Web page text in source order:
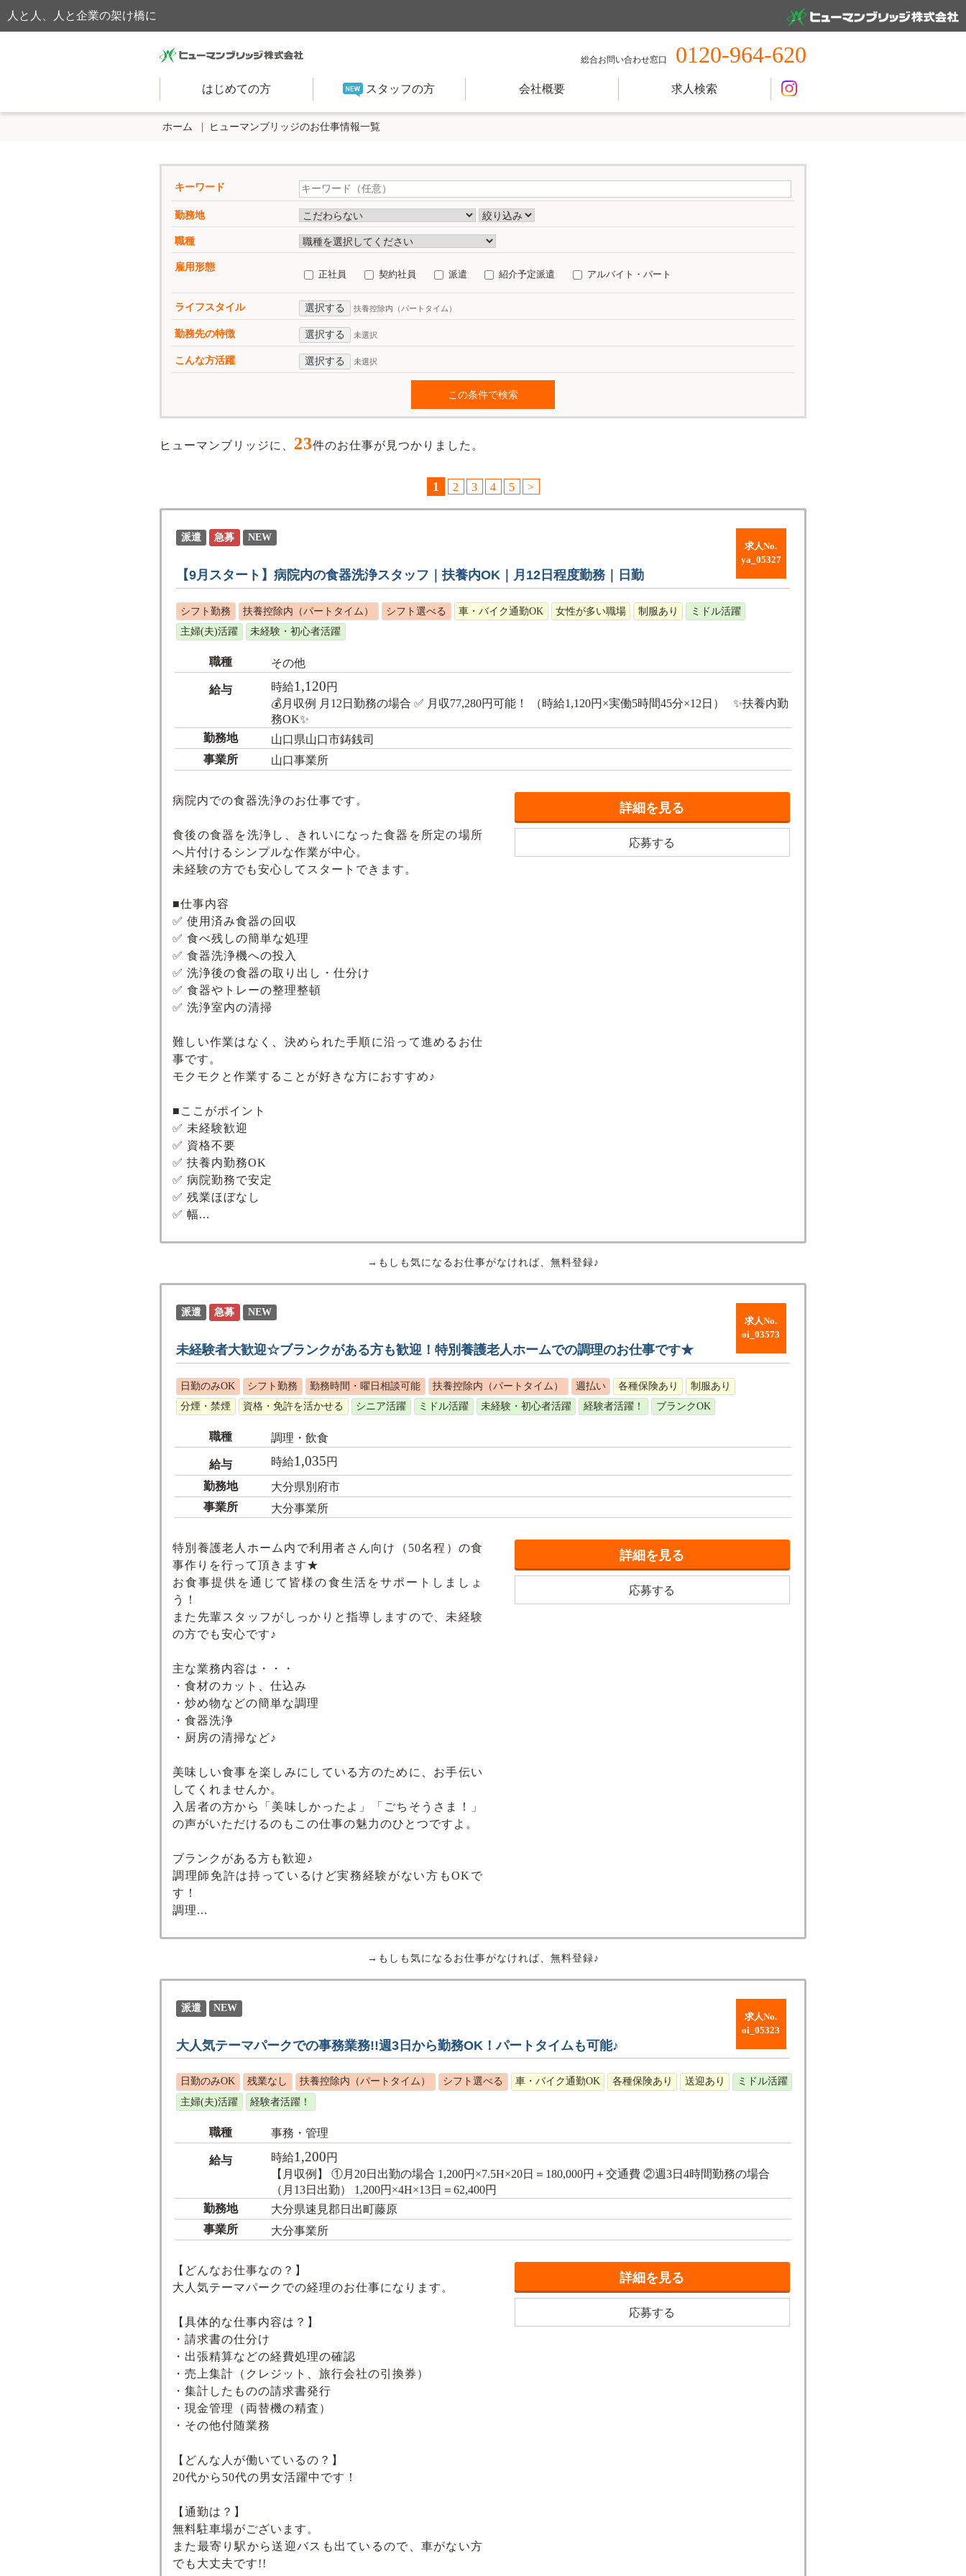
人と人、人と企業の架け橋に
総合お問い合わせ窓口 0120-964-620
はじめての方 スタッフの方 会社概要 求人検索
ホーム ヒューマンブリッジのお仕事情報一覧
キーワード
勤務地
職種
雇用形態
正社員 契約社員 派遣 紹介予定派遣 アルバイト・パート
ライフスタイル 選択する 扶養控除内（パートタイム）
勤務先の特徴 選択する 未選択
こんな方活躍 選択する 未選択
ヒューマンブリッジに、 23件のお仕事が見つかりました。
1 2 3 4 5 >
求人No.
ya_05327
派遣 急募 NEW
【9月スタート】病院内の食器洗浄スタッフ｜扶養内OK｜月12日程度勤務｜日勤
シフト勤務 扶養控除内（パートタイム） シフト選べる 車・バイク通勤OK 女性が多い職場 制服あり
ミドル活躍
主婦(夫)活躍
未経験・初心者活躍
職種 その他
給与 時給1,120円
💰月収例 月12日勤務の場合 ✅ 月収77,280円可能！ （時給1,120円×実働5時間45分×12日） ✨扶養内勤
務OK✨
勤務地
山口県山口市鋳銭司
事業所
山口事業所
病院内での食器洗浄のお仕事です。
食後の食器を洗浄し、きれいになった食器を所定の場所
へ片付けるシンプルな作業が中心。
未経験の方でも安心してスタートできます。
■仕事内容
✅ 使用済み食器の回収
✅ 食べ残しの簡単な処理
✅ 食器洗浄機への投入
✅ 洗浄後の食器の取り出し・仕分け
✅ 食器やトレーの整理整頓
✅ 洗浄室内の清掃
難しい作業はなく、決められた手順に沿って進めるお仕
事です。
モクモクと作業することが好きな方におすすめ♪
■ここがポイント
✅ 未経験歓迎
✅ 資格不要
✅ 扶養内勤務OK
✅ 病院勤務で安定
✅ 残業ほぼなし
✅ 幅...
詳細を見る
応募する
→もしも気になるお仕事がなければ、無料登録♪
求人No.
oi_03573
派遣 急募 NEW
未経験者大歓迎☆ブランクがある方も歓迎！特別養護老人ホームでの調理のお仕事です★
日勤のみOK シフト勤務 勤務時間・曜日相談可能 扶養控除内（パートタイム） 週払い 各種保険あり
制服あり
分煙・禁煙
資格・免許を活かせる シニア活躍 ミドル活躍 未経験・初心者活躍 経験者活躍！ ブランクOK
職種 調理・飲食
給与 時給1,035円
勤務地
大分県別府市
事業所
大分事業所
特別養護老人ホーム内で利用者さん向け（50名程）の食
事作りを行って頂きます★
お食事提供を通じて皆様の食生活をサポートしましょ
う！
また先輩スタッフがしっかりと指導しますので、未経験
の方でも安心です♪
主な業務内容は・・・
・食材のカット、仕込み
・炒め物などの簡単な調理
・食器洗浄
・厨房の清掃など♪
美味しい食事を楽しみにしている方のために、お手伝い
してくれませんか。
入居者の方から「美味しかったよ」「ごちそうさま！」
の声がいただけるのもこの仕事の魅力のひとつですよ。
ブランクがある方も歓迎♪
調理師免許は持っているけど実務経験がない方もOKで
す！
調理...
詳細を見る
応募する
→もしも気になるお仕事がなければ、無料登録♪
求人No.
oi_05323
派遣 NEW
大人気テーマパークでの事務業務!!週3日から勤務OK！パートタイムも可能♪
日勤のみOK 残業なし 扶養控除内（パートタイム） シフト選べる 車・バイク通勤OK 各種保険あり 送迎あり
ミドル活躍
主婦(夫)活躍
経験者活躍！
職種 事務・管理
給与 時給1,200円
【月収例】 ①月20日出勤の場合 1,200円×7.5H×20日＝180,000円＋交通費 ②週3日4時間勤務の場合
（月13日出勤） 1,200円×4H×13日＝62,400円
勤務地
大分県速見郡日出町藤原
事業所
大分事業所
【どんなお仕事なの？】
大人気テーマパークでの経理のお仕事になります。
【具体的な仕事内容は？】
・請求書の仕分け
・出張精算などの経費処理の確認
・売上集計（クレジット、旅行会社の引換券）
・集計したものの請求書発行
・現金管理（両替機の精査）
・その他付随業務
【どんな人が働いているの？】
20代から50代の男女活躍中です！
【通勤は？】
無料駐車場がございます。
また最寄り駅から送迎バスも出ているので、車がない方
でも大丈夫です!!
詳細を見る
応募する